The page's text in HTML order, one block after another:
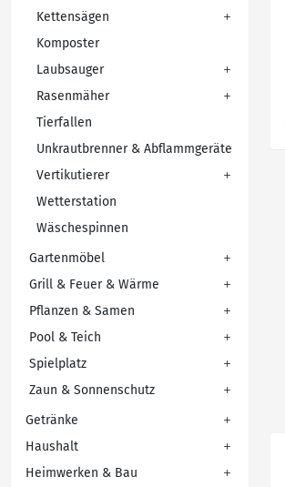
Kettensägen
Komposter
Laubsauger
Rasenmäher
Tierfallen
Unkrautbrenner & Abflammgeräte
Vertikutierer
Wetterstation
Wäschespinnen
Gartenmöbel
Grill & Feuer & Wärme
Pflanzen & Samen
Pool & Teich
Spielplatz
Zaun & Sonnenschutz
Getränke
Haushalt
Heimwerken & Bau